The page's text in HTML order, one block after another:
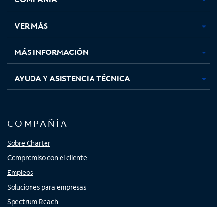
en
pestaña
nueva
en
pestaña
nueva
en
pestaña
nueva
en
nueva
VER MÁS
MÁS INFORMACIÓN
AYUDA Y ASISTENCIA TÉCNICA
COMPAÑÍA
Sobre Charter
Compromiso con el cliente
Empleos
Soluciones para empresas
Spectrum Reach